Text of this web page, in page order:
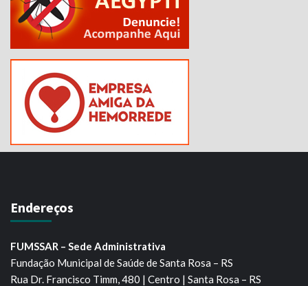
Endereços
FUMSSAR – Sede Administrativa
Fundação Municipal de Saúde de Santa Rosa – RS
Rua Dr. Francisco Timm, 480 | Centro | Santa Rosa – RS